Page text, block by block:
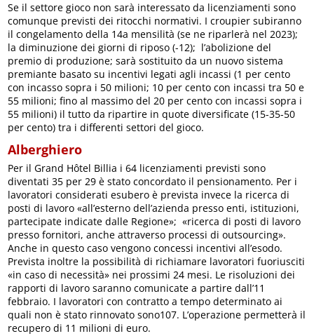
Se il settore gioco non sarà interessato da licenziamenti sono
comunque previsti dei ritocchi normativi. I croupier subiranno
il congelamento della 14a mensilità (se ne riparlerà nel 2023);
la diminuzione dei giorni di riposo (-12); l’abolizione del
premio di produzione; sarà sostituito da un nuovo sistema
premiante basato su incentivi legati agli incassi (1 per cento
con incasso sopra i 50 milioni; 10 per cento con incassi tra 50 e
55 milioni; fino al massimo del 20 per cento con incassi sopra i
55 milioni) il tutto da ripartire in quote diversificate (15-35-50
per cento) tra i differenti settori del gioco.
Alberghiero
Per il Grand Hôtel Billia i 64 licenziamenti previsti sono
diventati 35 per 29 è stato concordato il pensionamento. Per i
lavoratori considerati esubero è prevista invece la ricerca di
posti di lavoro «all’esterno dell’azienda presso enti, istituzioni,
partecipate indicate dalle Regione»; «ricerca di posti di lavoro
presso fornitori, anche attraverso processi di outsourcing».
Anche in questo caso vengono concessi incentivi all’esodo.
Prevista inoltre la possibilità di richiamare lavoratori fuoriusciti
«in caso di necessità» nei prossimi 24 mesi. Le risoluzioni dei
rapporti di lavoro saranno comunicate a partire dall’11
febbraio. I lavoratori con contratto a tempo determinato ai
quali non è stato rinnovato sono107. L’operazione permetterà il
recupero di 11 milioni di euro.